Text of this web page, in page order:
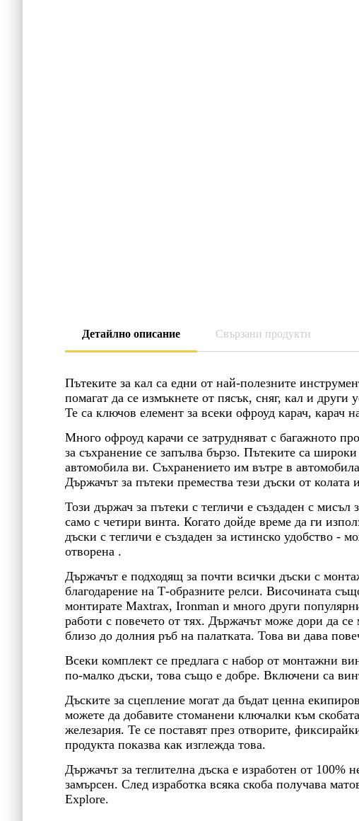
Детайлно описание Свързани продукти
Пътеките за кал са едни от най-полезните
помагат да се измъкнете от пясък, сняг, кал и
Те са ключов елемент за всеки офроуд карач,
Много офроуд карачи се затрудняват с багажното
за съхранение се запълва бързо. Пътеките са
автомобила ви. Съхранението им вътре в
Държачът за пътеки премества тези дъски от
Този държач за пътеки с тегличи е създаден с
само с четири винта. Когато дойде време да ги
дъски с тегличи е създаден за истинско удобство -
отворена .
Държачът е подходящ за почти всички дъски с
благодарение на Т-образните релси. Височината
монтирате Maxtrax, Ironman и много други
работи с повечето от тях. Държачът може дори да
близо до долния ръб на палатката. Това ви дава
Всеки комплект се предлага с набор от монтажни
по-малко дъски, това също е добре. Включени са
Дъските за сцепление могат да бъдат ценна
можете да добавите стоманени ключалки към
железария. Те се поставят през отворите,
продукта показва как изглежда това.
Държачът за теглителна дъска е изработен от
замърсен. След изработка всяка скоба получава
Explore.